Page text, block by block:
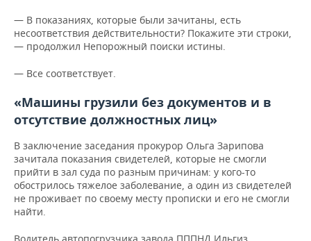
— В показаниях, которые были зачитаны, есть
несоответствия действительности? Покажите эти строки,
— продолжил Непорожный поиски истины.
— Все соответствует.
«Машины грузили без документов и в
отсутствие должностных лиц»
В заключение заседания прокурор Ольга Зарипова
зачитала показания свидетелей, которые не смогли
прийти в зал суда по разным причинам: у кого-то
обострилось тяжелое заболевание, а один из свидетелей
не проживает по своему месту прописки и его не смогли
найти.